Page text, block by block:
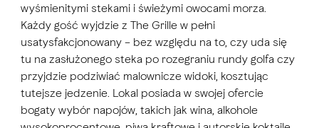
wyśmienitymi stekami i świeżymi owocami morza.
Każdy gość wyjdzie z The Grille w pełni
usatysfakcjonowany – bez względu na to, czy uda się
tu na zasłużonego steka po rozegraniu rundy golfa czy
przyjdzie podziwiać malownicze widoki, kosztując
tutejsze jedzenie. Lokal posiada w swojej ofercie
bogaty wybór napojów, takich jak wina, alkohole